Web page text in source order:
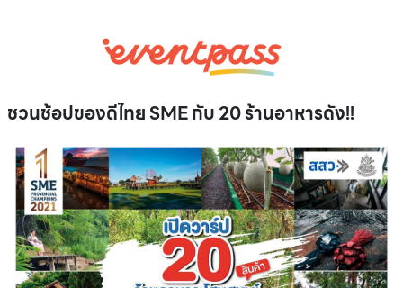
ชวนช้อปของดีไทย SME กับ 20 ร้านอาหารดัง!!